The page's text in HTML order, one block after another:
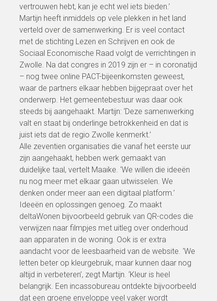
vertrouwen hebt, kan je echt wel iets bieden.’
Martijn heeft inmiddels op vele plekken in het land
verteld over de samenwerking. Er is veel contact
met de stichting Lezen en Schrijven en ook de
Sociaal Economische Raad volgt de verrichtingen in
Zwolle. Na dat congres in 2019 zijn er – in coronatijd
– nog twee online PACT-bijeenkomsten geweest,
waar de partners elkaar hebben bijgepraat over het
onderwerp. Het gemeentebestuur was daar ook
steeds bij aangehaakt. Martijn: ‘Deze samenwerking
valt en staat bij onderlinge betrokkenheid en dat is
juist iets dat de regio Zwolle kenmerkt.’
Alle zeventien organisaties die vanaf het eerste uur
zijn aangehaakt, hebben werk gemaakt van
duidelijke taal, vertelt Maaike. ‘We willen die ideeën
nu nog meer met elkaar gaan uitwisselen. We
denken onder meer aan een digitaal platform.’
Ideeën en oplossingen genoeg. Zo maakt
deltaWonen bijvoorbeeld gebruik van QR-codes die
verwijzen naar filmpjes met uitleg over onderhoud
aan apparaten in de woning. Ook is er extra
aandacht voor de leesbaarheid van de website. ‘We
letten beter op kleurgebruik, maar kunnen daar nog
altijd in verbeteren’, zegt Martijn. ‘Kleur is heel
belangrijk. Een incassobureau ontdekte bijvoorbeeld
dat een groene enveloppe veel vaker wordt